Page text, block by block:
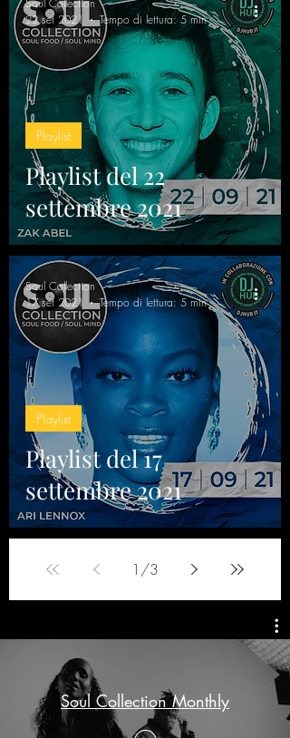
Playlist del 22
settembre 2021
Playlist
Soul Collection
22 set 2021
Tempo di lettura: 5 min
Playlist del 17
settembre 2021
Playlist
Soul Collection
17 set 2021
Tempo di lettura: 5 min
1 /3
Soul Collection Monthly